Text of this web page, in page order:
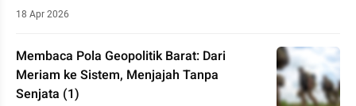
18 Apr 2026
Membaca Pola Geopolitik Barat: Dari
Meriam ke Sistem, Menjajah Tanpa
Senjata (1)